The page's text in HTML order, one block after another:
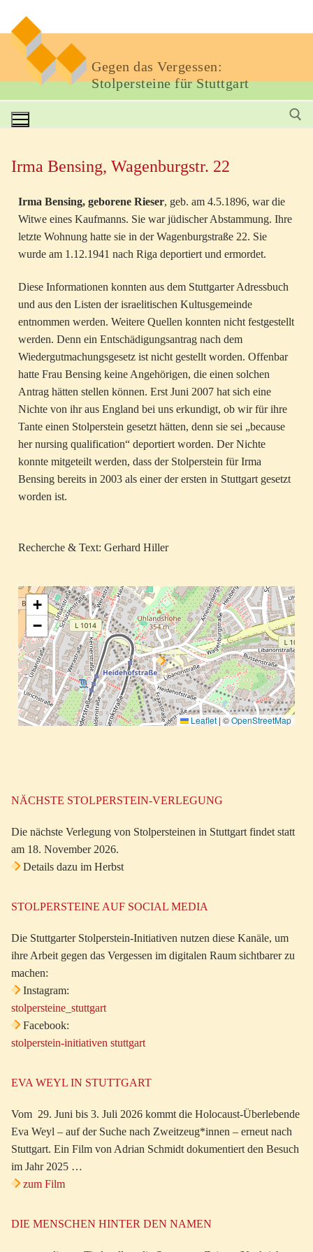
Gegen das Vergessen:
Stolpersteine für Stuttgart
Irma Bensing, Wagenburgstr. 22
Irma Bensing, geborene Rieser, geb. am 4.5.1896, war die
Witwe eines Kaufmanns. Sie war jüdischer Abstammung. Ihre
letzte Wohnung hatte sie in der Wagenburgstraße 22. Sie
wurde am 1.12.1941 nach Riga deportiert und ermordet.
Diese Informationen konnten aus dem Stuttgarter Adressbuch
und aus den Listen der israelitischen Kultusgemeinde
entnommen werden. Weitere Quellen konnten nicht festgestellt
werden. Denn ein Entschädigungsantrag nach dem
Wiedergutmachungsgesetz ist nicht gestellt worden. Offenbar
hatte Frau Bensing keine Angehörigen, die einen solchen
Antrag hätten stellen können. Erst Juni 2007 hat sich eine
Nichte von ihr aus England bei uns erkundigt, ob wir für ihre
Tante einen Stolperstein gesetzt hätten, denn sie sei „because
her nursing qualification“ deportiert worden. Der Nichte
konnte mitgeteilt werden, dass der Stolperstein für Irma
Bensing bereits in 2003 als einer der ersten in Stuttgart gesetzt
worden ist.
Recherche & Text: Gerhard Hiller
+
−
Leaflet | ©OpenStreetMap
NÄCHSTE STOLPERSTEIN-VERLEGUNG
Die nächste Verlegung von Stolpersteinen in Stuttgart findet statt
am 18. November 2026.
Details dazu im Herbst
STOLPERSTEINE AUF SOCIAL MEDIA
Die Stuttgarter Stolperstein-Initiativen nutzen diese Kanäle, um
ihre Arbeit gegen das Vergessen im digitalen Raum sichtbarer zu
machen:
Instagram:
stolpersteine_stuttgart
Facebook:
stolperstein-initiativen stuttgart
EVA WEYL IN STUTTGART
Vom 29. Juni bis 3. Juli 2026 kommt die Holocaust-Überlebende
Eva Weyl – auf der Suche nach Zweitzeug*innen – erneut nach
Stuttgart. Ein Film von Adrian Schmidt dokumentiert den Besuch
im Jahr 2025 …
zum Film
DIE MENSCHEN HINTER DEN NAMEN